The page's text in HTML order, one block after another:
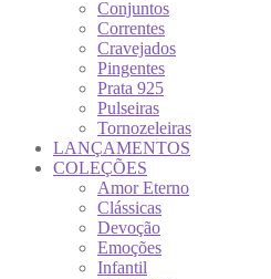
Conjuntos
Correntes
Cravejados
Pingentes
Prata 925
Pulseiras
Tornozeleiras
LANÇAMENTOS
COLEÇÕES
Amor Eterno
Clássicas
Devoção
Emoções
Infantil